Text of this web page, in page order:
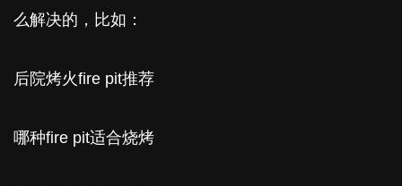
么解决的，比如：
后院烤火fire pit推荐
哪种fire pit适合烧烤